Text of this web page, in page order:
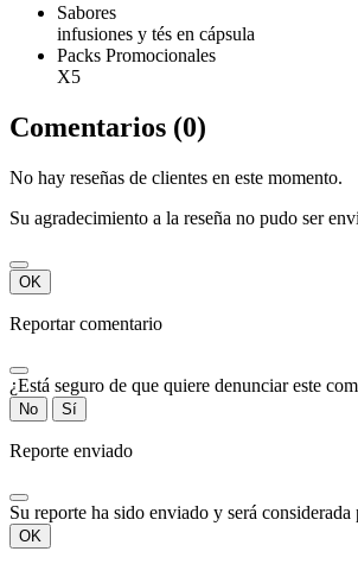
Sabores
infusiones y tés en cápsula
Packs Promocionales
X5
Comentarios (0)
No hay reseñas de clientes en este momento.
Su agradecimiento a la reseña no pudo ser
OK
Reportar comentario
¿Está seguro de que quiere denunciar este
No Sí
Reporte enviado
Su reporte ha sido enviado y será
OK